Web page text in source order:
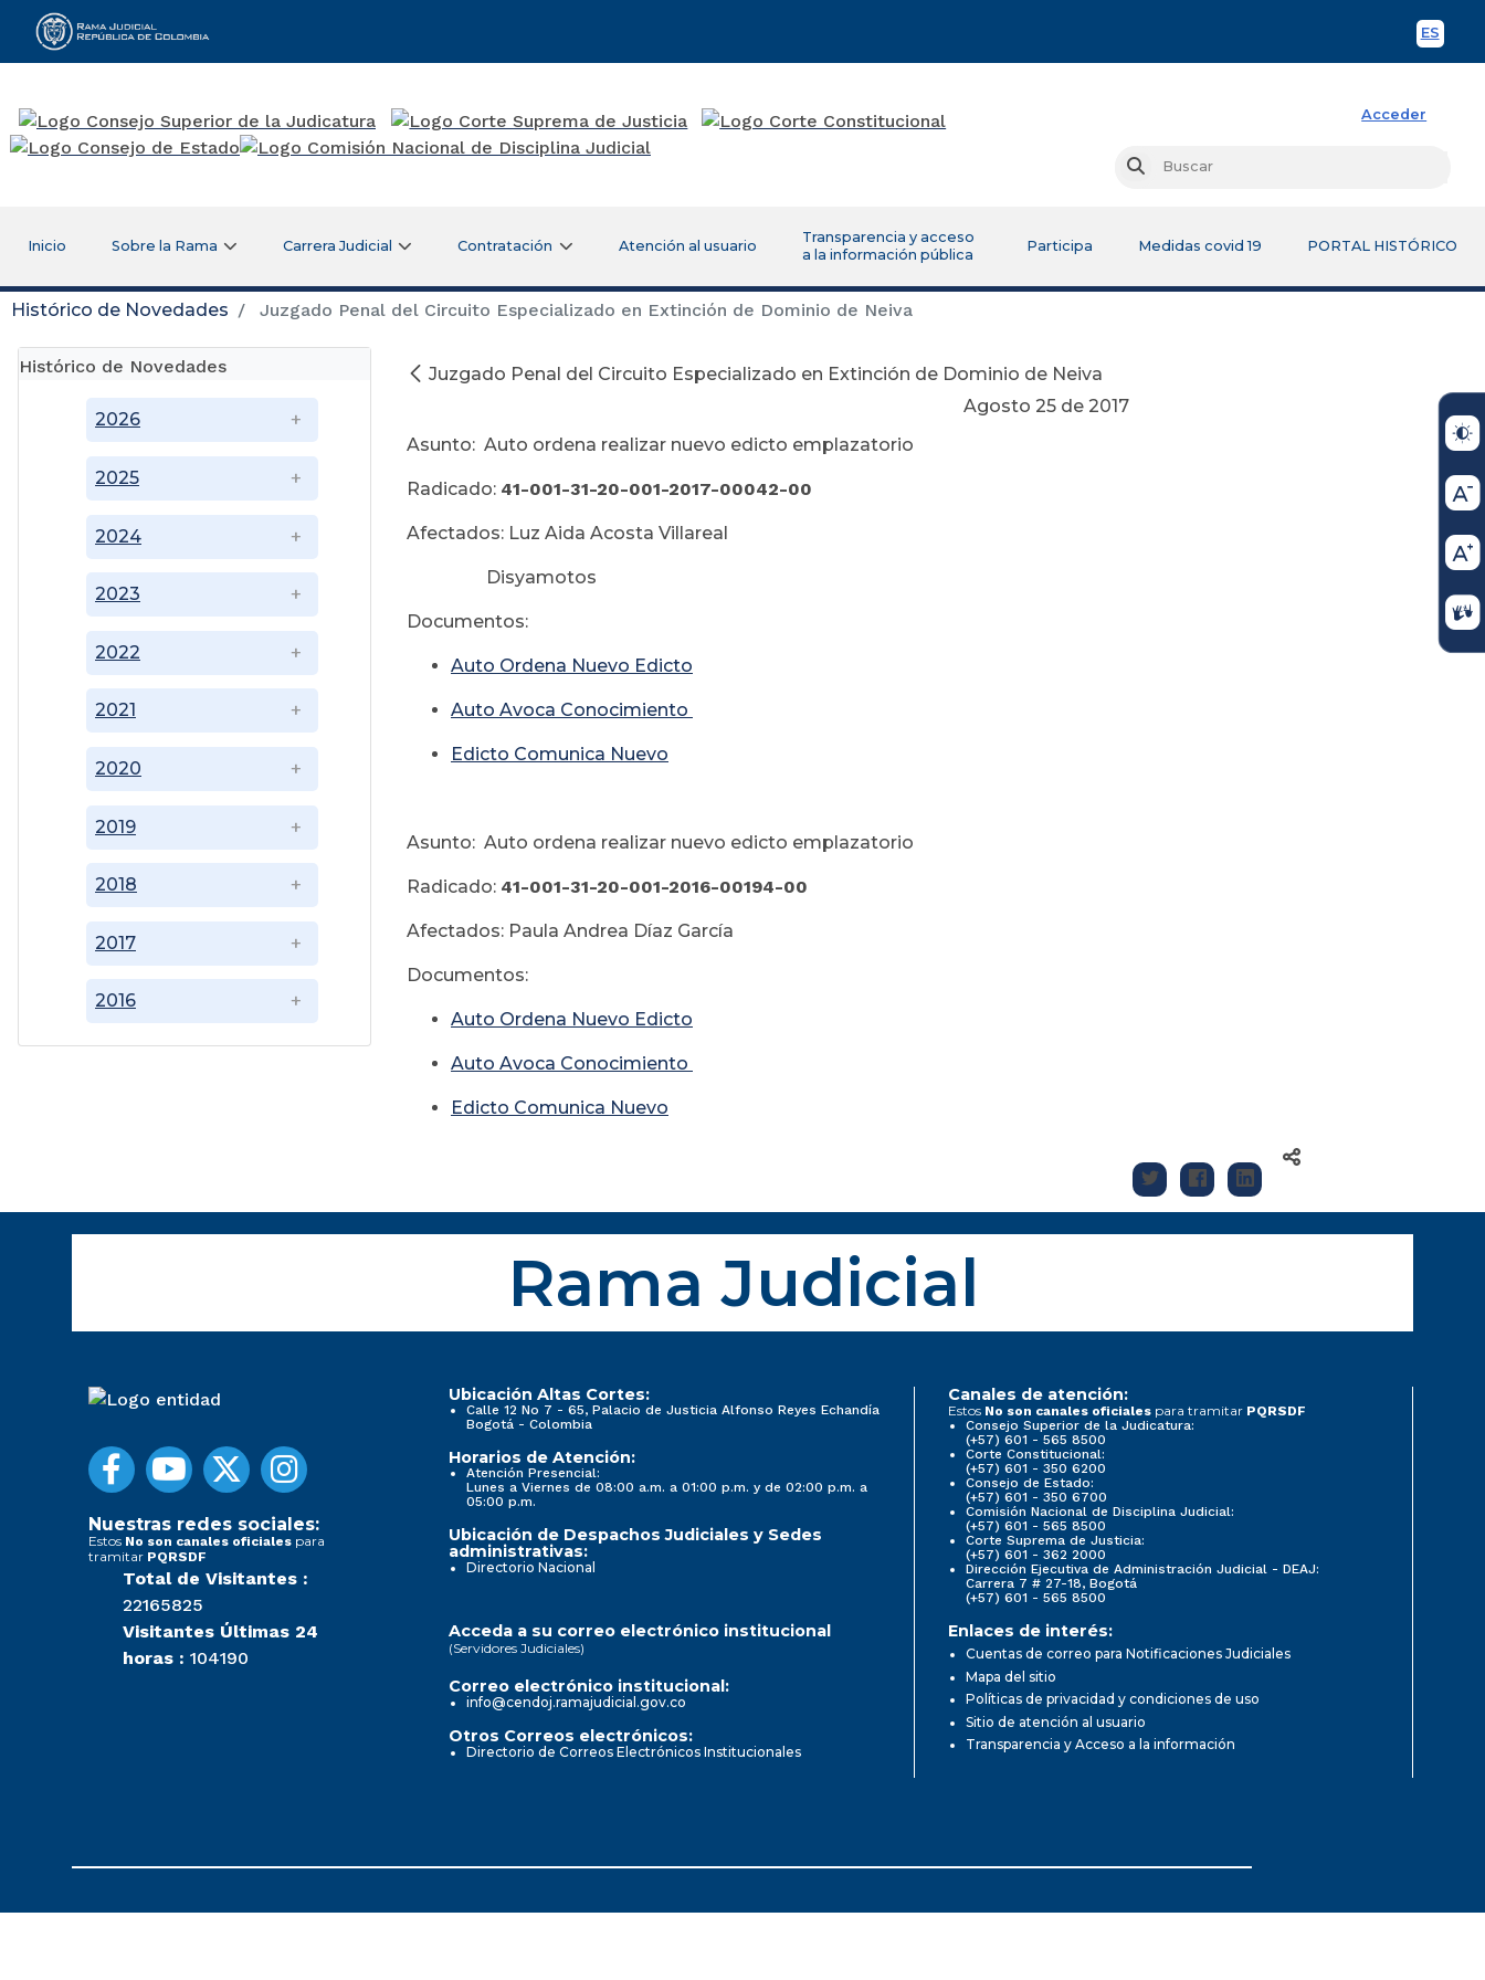
ES
Rama Judicial
Acceder
Buscar
Inicio Sobre la Rama Carrera Judicial Contratación Atención al usuario
Transparencia y acceso
a la información pública
Participa Medidas covid 19 PORTAL HISTÓRICO
Histórico de Novedades Juzgado Penal del Circuito Especializado en Extinción de Dominio de Neiva
Histórico de Novedades
2016
2017
2018
2019
2020
2021
2022
2023
2024
2025
2026
Juzgado Penal del Circuito Especializado en Extinción de Dominio de Neiva
Agosto 25 de 2017
Asunto: Auto ordena realizar nuevo edicto emplazatorio
Radicado: 41-001-31-20-001-2017-00042-00
Afectados: Luz Aida Acosta Villareal
Disyamotos
Documentos:
Auto Ordena Nuevo Edicto
Auto Avoca Conocimiento
Edicto Comunica Nuevo
Asunto: Auto ordena realizar nuevo edicto emplazatorio
Radicado: 41-001-31-20-001-2016-00194-00
Afectados: Paula Andrea Díaz García
Documentos:
Auto Ordena Nuevo Edicto
Auto Avoca Conocimiento
Edicto Comunica Nuevo
Rama Judicial
Nuestras redes sociales:
Estos No son canales oficiales para
tramitar PQRSDF
Total de Visitantes :
22165825
Visitantes Últimas 24
horas : 104190
Ubicación Altas Cortes:
Calle 12 No 7 - 65, Palacio de Justicia Alfonso Reyes Echandía
Bogotá - Colombia
Horarios de Atención:
Atención Presencial:
Lunes a Viernes de 08:00 a.m. a 01:00 p.m. y de 02:00 p.m. a
05:00 p.m.
Ubicación de Despachos Judiciales y Sedes
administrativas:
Directorio Nacional
Canales de atención:
Estos No son canales oficiales para tramitar PQRSDF
Consejo Superior de la Judicatura:
(+57) 601 - 565 8500
Corte Constitucional:
(+57) 601 - 350 6200
Consejo de Estado:
(+57) 601 - 350 6700
Comisión Nacional de Disciplina Judicial:
(+57) 601 - 565 8500
Corte Suprema de Justicia:
(+57) 601 - 362 2000
Dirección Ejecutiva de Administración Judicial - DEAJ:
Carrera 7 # 27-18, Bogotá
(+57) 601 - 565 8500
Acceda a su correo electrónico institucional
(Servidores Judiciales)
Correo electrónico institucional:
info@cendoj.ramajudicial.gov.co
Otros Correos electrónicos:
Directorio de Correos Electrónicos Institucionales
Enlaces de interés:
Cuentas de correo para Notificaciones Judiciales
Mapa del sitio
Políticas de privacidad y condiciones de uso
Sitio de atención al usuario
Transparencia y Acceso a la información